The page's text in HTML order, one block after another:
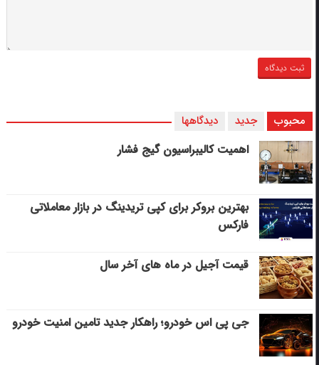
محبوب جدید دیدگاهها
اهمیت کالیبراسیون گیج فشار
بهترین بروکر برای کپی‌ تریدینگ در بازار معاملاتی
فارکس
قیمت آجیل در ماه های آخر سال
جی پی اس خودرو؛ راهکار جدید تامین امنیت خودرو